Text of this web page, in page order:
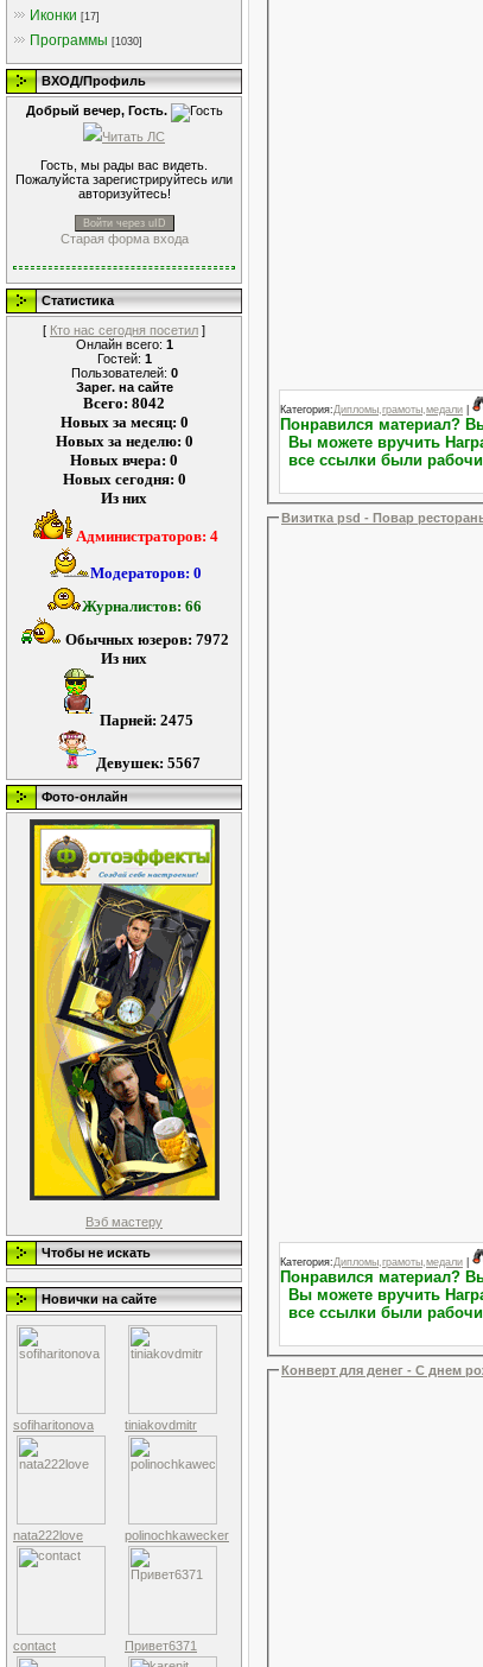
Иконки [17]
Программы [1030]
ВХОД/Профиль
Добрый вечер, Гость.
Читать ЛС
Гость, мы рады вас видеть.
Пожалуйста зарегистрируйтесь или
авторизуйтесь!
Войти через uID
Старая форма входа
Статистика
[ Кто нас сегодня посетил ]
Онлайн всего: 1
Гостей: 1
Пользователей: 0
Зарег. на сайте
Всего: 8042
Новых за месяц: 0
Новых за неделю: 0
Новых вчера: 0
Новых сегодня: 0
Из них
Администраторов: 4
Модераторов: 0
Журналистов: 66
Обычных юзеров: 7972
Из них
Парней: 2475
Девушек: 5567
Фото-онлайн
Вэб мастеру
Чтобы не искать
Новички на сайте
sofiharitonova tiniakovdmitr
nata222love polinochkawecker
contact Привет6371
Категория:Дипломы,грамоты,медали
Понравился материал? Вы можете выразить свою благодарность.На Персональной странице пользователя (Профиль пользователя)
Вы можете вручить Награду или
все ссылки были
Визитка psd - Повар
Категория:Дипломы,грамоты,медали
Понравился материал? Вы можете выразить свою благодарность.На Персональной странице пользователя (Профиль пользователя)
Вы можете вручить Награду или
все ссылки были
Конверт для денег - С днем